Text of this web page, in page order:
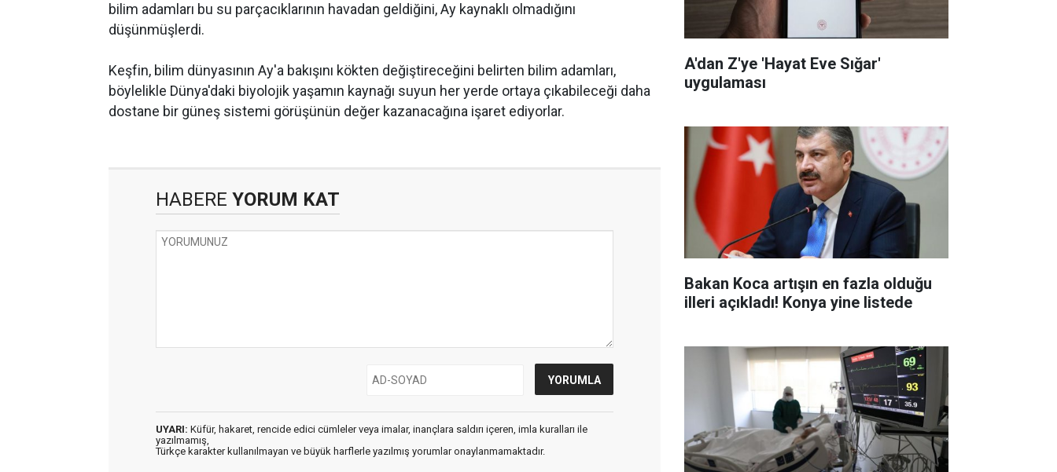
bilim adamları bu su parçacıklarının havadan geldiğini, Ay kaynaklı olmadığını
düşünmüşlerdi.
Keşfin, bilim dünyasının Ay'a bakışını kökten değiştireceğini belirten bilim adamları,
böylelikle Dünya'daki biyolojik yaşamın kaynağı suyun her yerde ortaya çıkabileceği daha
dostane bir güneş sistemi görüşünün değer kazanacağına işaret ediyorlar.
HABERE YORUM KAT
UYARI: Küfür, hakaret, rencide edici cümleler veya imalar, inançlara saldırı içeren, imla kuralları ile
yazılmamış,
Türkçe karakter kullanılmayan ve büyük harflerle yazılmış yorumlar onaylanmamaktadır.
A'dan Z'ye 'Hayat Eve Sığar'
uygulaması
Bakan Koca artışın en fazla olduğu
illeri açıkladı! Konya yine listede